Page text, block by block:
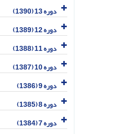
دوره 13 (1390)
دوره 12 (1389)
دوره 11 (1388)
دوره 10 (1387)
دوره 9 (1386)
دوره 8 (1385)
دوره 7 (1384)